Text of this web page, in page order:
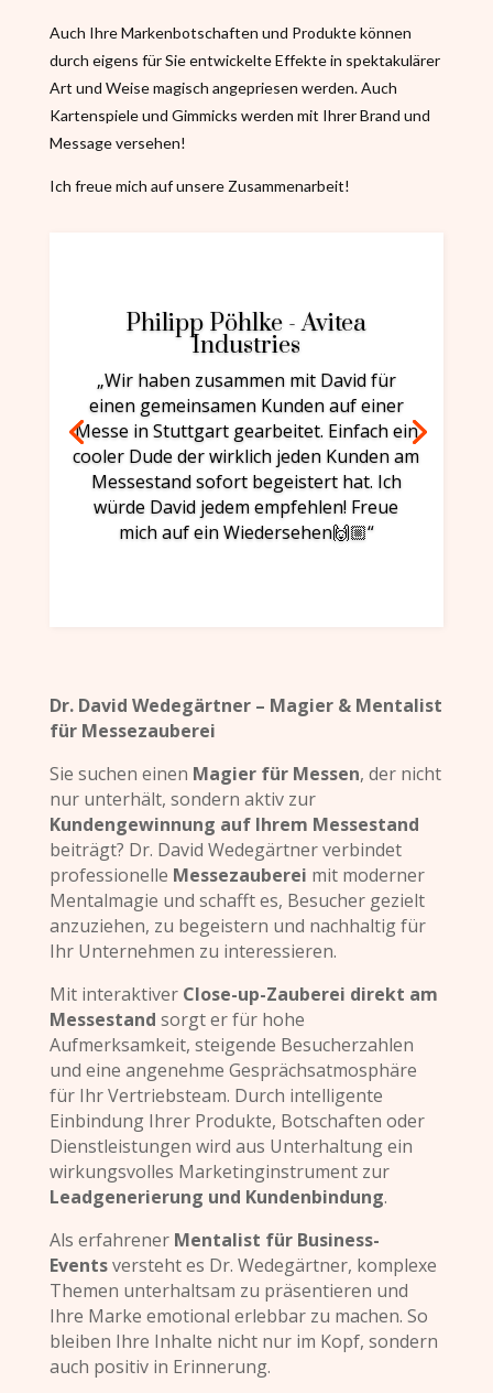
Auch Ihre Markenbotschaften und Produkte können
durch eigens für Sie entwickelte Effekte in spektakulärer
Art und Weise magisch angepriesen werden. Auch
Kartenspiele und Gimmicks werden mit Ihrer Brand und
Message versehen!
Ich freue mich auf unsere Zusammenarbeit!
Philipp Pöhlke - Avitea
Industries
„Wir haben zusammen mit David für
einen gemeinsamen Kunden auf einer
Messe in Stuttgart gearbeitet. Einfach ein
cooler Dude der wirklich jeden Kunden am
Messestand sofort begeistert hat. Ich
würde David jedem empfehlen! Freue
mich auf ein Wiedersehen🙌🏼“
Dr. David Wedegärtner – Magier & Mentalist
für Messezauberei
Sie suchen einen Magier für Messen, der nicht
nur unterhält, sondern aktiv zur
Kundengewinnung auf Ihrem Messestand
beiträgt? Dr. David Wedegärtner verbindet
professionelle Messezauberei mit moderner
Mentalmagie und schafft es, Besucher gezielt
anzuziehen, zu begeistern und nachhaltig für
Ihr Unternehmen zu interessieren.
Mit interaktiver Close-up-Zauberei direkt am
Messestand sorgt er für hohe
Aufmerksamkeit, steigende Besucherzahlen
und eine angenehme Gesprächsatmosphäre
für Ihr Vertriebsteam. Durch intelligente
Einbindung Ihrer Produkte, Botschaften oder
Dienstleistungen wird aus Unterhaltung ein
wirkungsvolles Marketinginstrument zur
Leadgenerierung und Kundenbindung.
Als erfahrener Mentalist für Business-
Eventsversteht es Dr. Wedegärtner, komplexe
Themen unterhaltsam zu präsentieren und
Ihre Marke emotional erlebbar zu machen. So
bleiben Ihre Inhalte nicht nur im Kopf, sondern
auch positiv in Erinnerung.